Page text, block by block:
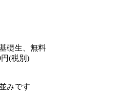
礎生、無料
(税別)
みです